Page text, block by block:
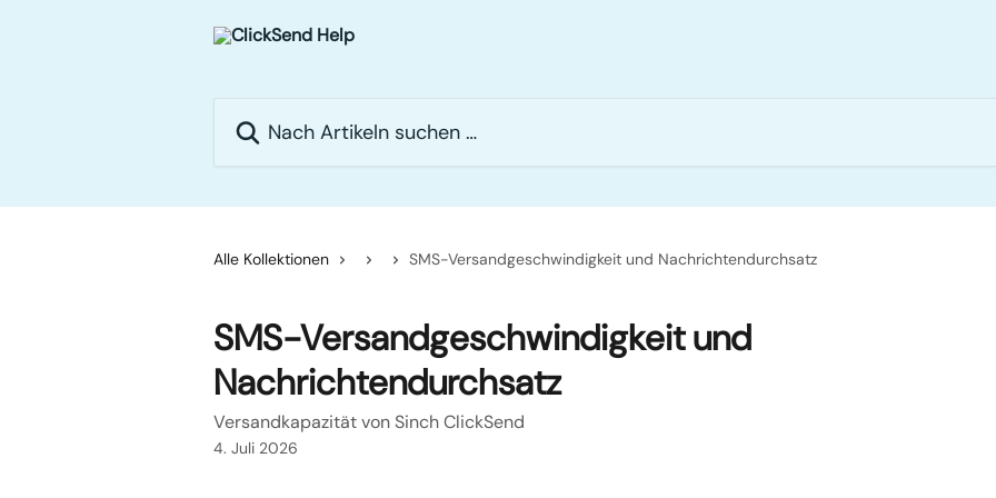
Alle Kollektionen SMS-Versandgeschwindigkeit und Nachrichtendurchsatz
SMS-Versandgeschwindigkeit und
Nachrichtendurchsatz
Versandkapazität von Sinch ClickSend
4. Juli 2026